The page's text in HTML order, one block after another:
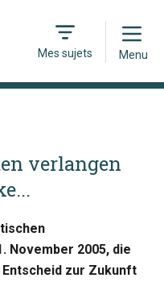
Mes sujets
Open
Menu
verlangen
November 2005, die
zur Zukunft